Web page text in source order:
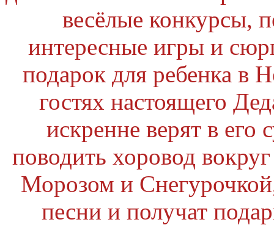
весёлые конкурсы,
интересные игры и
подарок для ребенка в
гостях настоящего
искренне верят в его
поводить хоровод
Морозом и
песни и получат